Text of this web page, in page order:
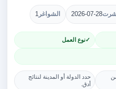
2026-07-28 الشواغر 1
نوع العمل
حدد الدولة أو المدينة لنتائج
أدق.